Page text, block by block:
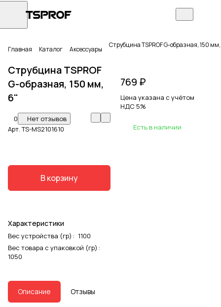
Главная Каталог Аксессуары Струбцина TSPROF G-образная, 150
Струбцина TSPROF
G-образная, 150 мм,
6"
0
Нет отзывов
Арт.TS-MS2101610
В корзину
Характеристики
Вес устройства (гр) : 1100
Вес товара с упаковкой (гр) :
1050
769 ₽
Цена указана с учётом
НДС 5%
Есть в наличии
Описание Отзывы